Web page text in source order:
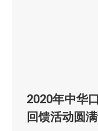
2020年中华
回馈活动圆